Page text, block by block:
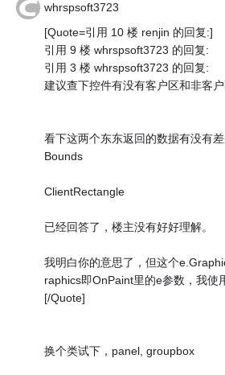
whrspsoft3723
[Quote=引用 10 楼 renjin 的回复:]
引用 9 楼 whrspsoft3723 的回复:
引用 3 楼 whrspsoft3723 的回复:
建议查下控件有没有客户区和非客户
看下这两个东东返回的数据有没有差
Bounds
ClientRectangle
已经回答了，楼主没有好好理解。
我明白你的意思了，但这个
raphics即OnPaint里的e参数，我
[/Quote]
换个类试下，panel, groupbox